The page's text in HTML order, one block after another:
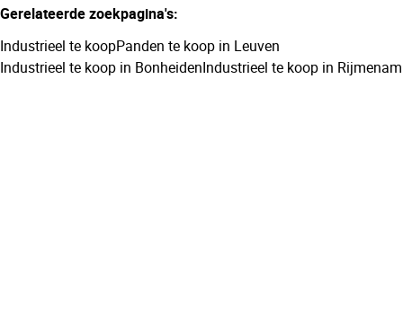
Min. budget
Gerelateerde zoekpagina's:
Industrieel te koopPanden te koop in Leuven
Industrieel te koop in BonheidenIndustrieel te koop in Rijmenam